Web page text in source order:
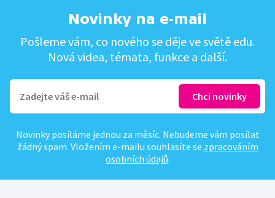
Novinky na e-mail
Pošleme vám, co nového se děje ve světě edu.
Nová videa, témata, funkce a další.
Novinky posíláme jednou za měsíc. Nebudeme vám posílat
žádný spam. Vložením e-mailu souhlasíte se zpracováním
osobních údajů.